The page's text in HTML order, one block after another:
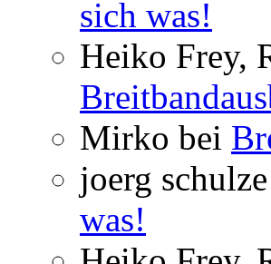
sich was!
Heiko Frey,
Mirko bei
joerg
was!